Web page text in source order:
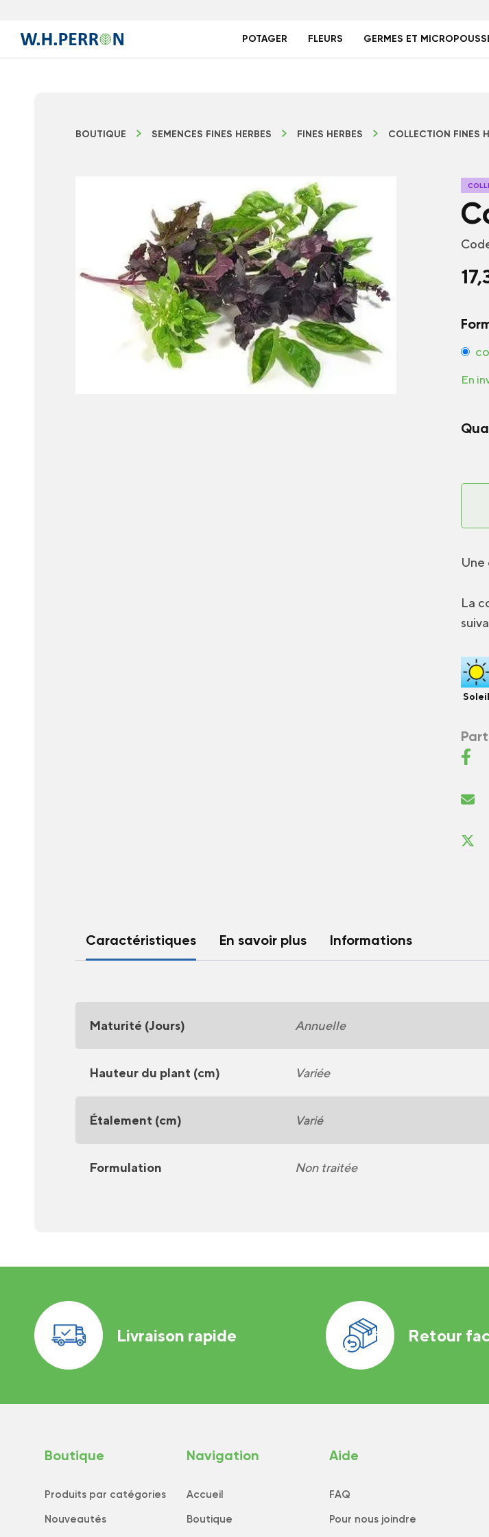
POTAGER FLEURS GERMES ET
BOUTIQUE SEMENCES FINES HERBES FINES HERBES COLLECTION FINES
En
Une
La
Soleil
Caractéristiques En savoir plus Informations
Maturité (Jours) Annuelle
Hauteur du plant (cm) Variée
Étalement (cm) Varié
Formulation Non traitée
Livraison rapide Retour
Boutique
Produits par catégories
Nouveautés
Navigation
Accueil
Boutique
Aide
FAQ
Pour nous joindre